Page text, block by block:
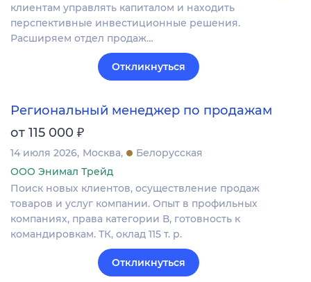
клиентам управлять капиталом и находить
перспективные инвестиционные решения.
Расширяем отдел продаж…
Откликнуться
Региональный менеджер по продажам
от 115 000 ₽
14 июля 2026 Москва
Белорусская
ООО Энимал Трейд
Поиск новых клиентов, осуществление продаж
товаров и услуг компании. Опыт в профильных
компаниях, права категории В, готовность к
командировкам. ТК, оклад 115 т. р.
Откликнуться